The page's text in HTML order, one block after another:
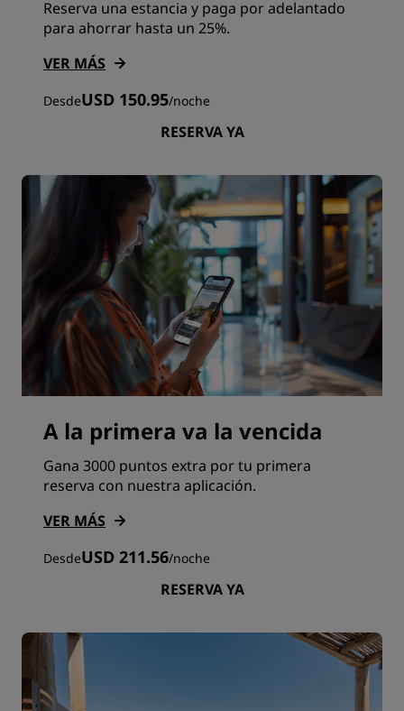
Reserva una estancia y paga por adelantado
para ahorrar hasta un 25%.
VER MÁS
DesdeUSD 150.95/noche
RESERVA YA
A la primera va la vencida
Gana 3000 puntos extra por tu primera
reserva con nuestra aplicación.
VER MÁS
DesdeUSD 211.56/noche
RESERVA YA